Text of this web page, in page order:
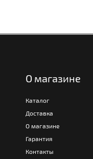
О магазине
Каталог
Доставка
О магазине
Гарантия
Контакты